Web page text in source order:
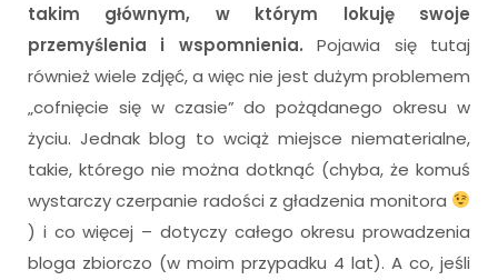
takim głównym, w którym lokuję swoje
przemyślenia i wspomnienia. Pojawia się tutaj
również wiele zdjęć, a więc nie jest dużym problemem
„cofnięcie się w czasie” do pożądanego okresu w
życiu. Jednak blog to wciąż miejsce niematerialne,
takie, którego nie można dotknąć (chyba, że komuś
wystarczy czerpanie radości z gładzenia monitora
) i co więcej – dotyczy całego okresu prowadzenia
bloga zbiorczo (w moim przypadku 4 lat). A co, jeśli